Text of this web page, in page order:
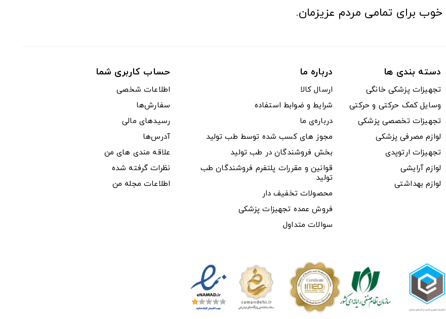
برای تمامی مردم عزیزمان.
دسته بندی ها
تجهیزات پزشکی خانگی
وسایل کمک حرکتی و حرکتی
تجهیزات تخصصی پزشکی
لوازم مصرفی پزشکی
تجهیزات ارتوپدی
لوازم آرایشی
لوازم بهداشتی
درباره ما
ارسال کالا
شرایط و ضوابط استفاده
درباره‌ی ما
مجوز های کسب شده توسط طب تولید
بخش فروشندگان در طب تولید
قوانین و مقررات پلتفرم فروشندگان طب
تولید
محصولات تخفیف دار
فروش عمده تجهیزات پزشکی
سوالات متداول
حساب کاربری شما
اطلاعات شخصی
سفارش‌ها
رسیدهای مالی
آدرس‌ها
علاقه مندی های من
نظرات گرفته شده
اطلاعات مجله من